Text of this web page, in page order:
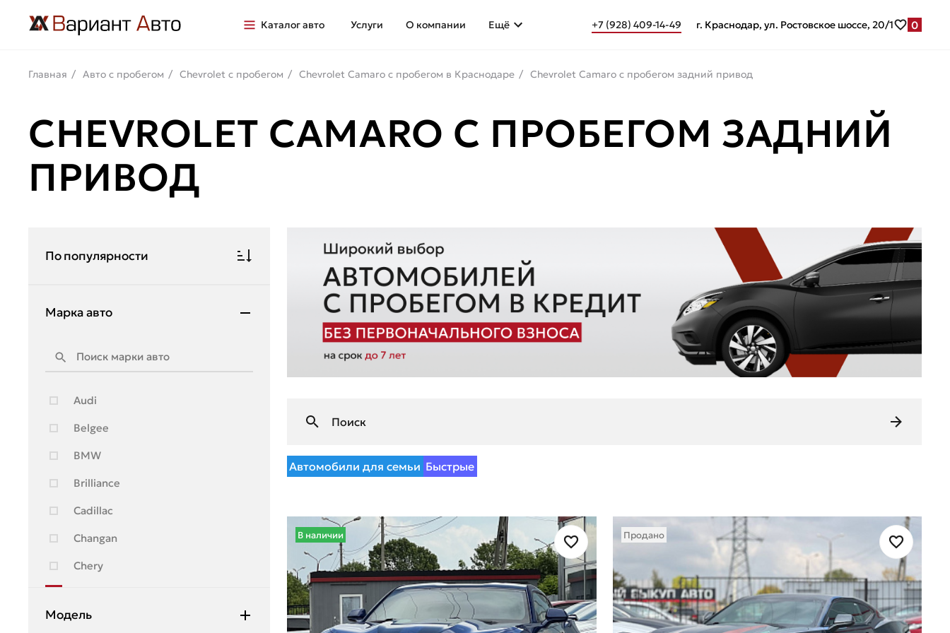
Каталог авто Услуги О компании Ещё +7 (928) 409-14-49 г. Краснодар, ул. Ростовское шоссе, 20/1 0
Главная Авто с пробегом Chevrolet с пробегом Chevrolet Camaro с пробегом в Краснодаре Chevrolet Camaro с пробегом задний привод
CHEVROLET CAMARO С ПРОБЕГОМ ЗАДНИЙ
ПРИВОД
По популярности
Марка авто
Audi
Belgee
BMW
Brilliance
Cadillac
Changan
Chery
Citroen
Модель
Автомобили для семьи Быстрые
В наличии Продано